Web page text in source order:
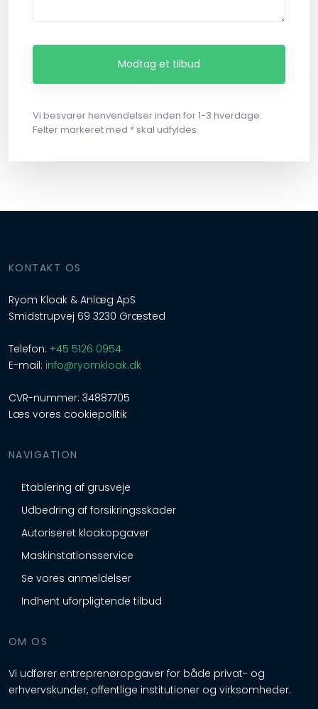
Vi besvarer henvendelser inden for 1-3 hverdage.
Felter markeret med * skal udfyldes.
​KONTAKT OS
Ryom Kloak & Anlæg ApS
Smidstrupvej 69 3230 Græsted
Telefon: +45 5126 0954
E-mail: info@ryomkloak.dk
CVR-nummer: 34887705
Læs vores cookiepolitik
NAVIGATION​
Etablering af grusveje
Udbedring af forsikringsskader
Autoriseret kloakopgaver
Maskinstationsservice
Se vores anmeldelser
Indhent uforpligtende tilbud​
​OM OS
Vi udfører entreprenøropgaver for både privat- og
erhvervskunder, offentlige institutioner og virksomheder.